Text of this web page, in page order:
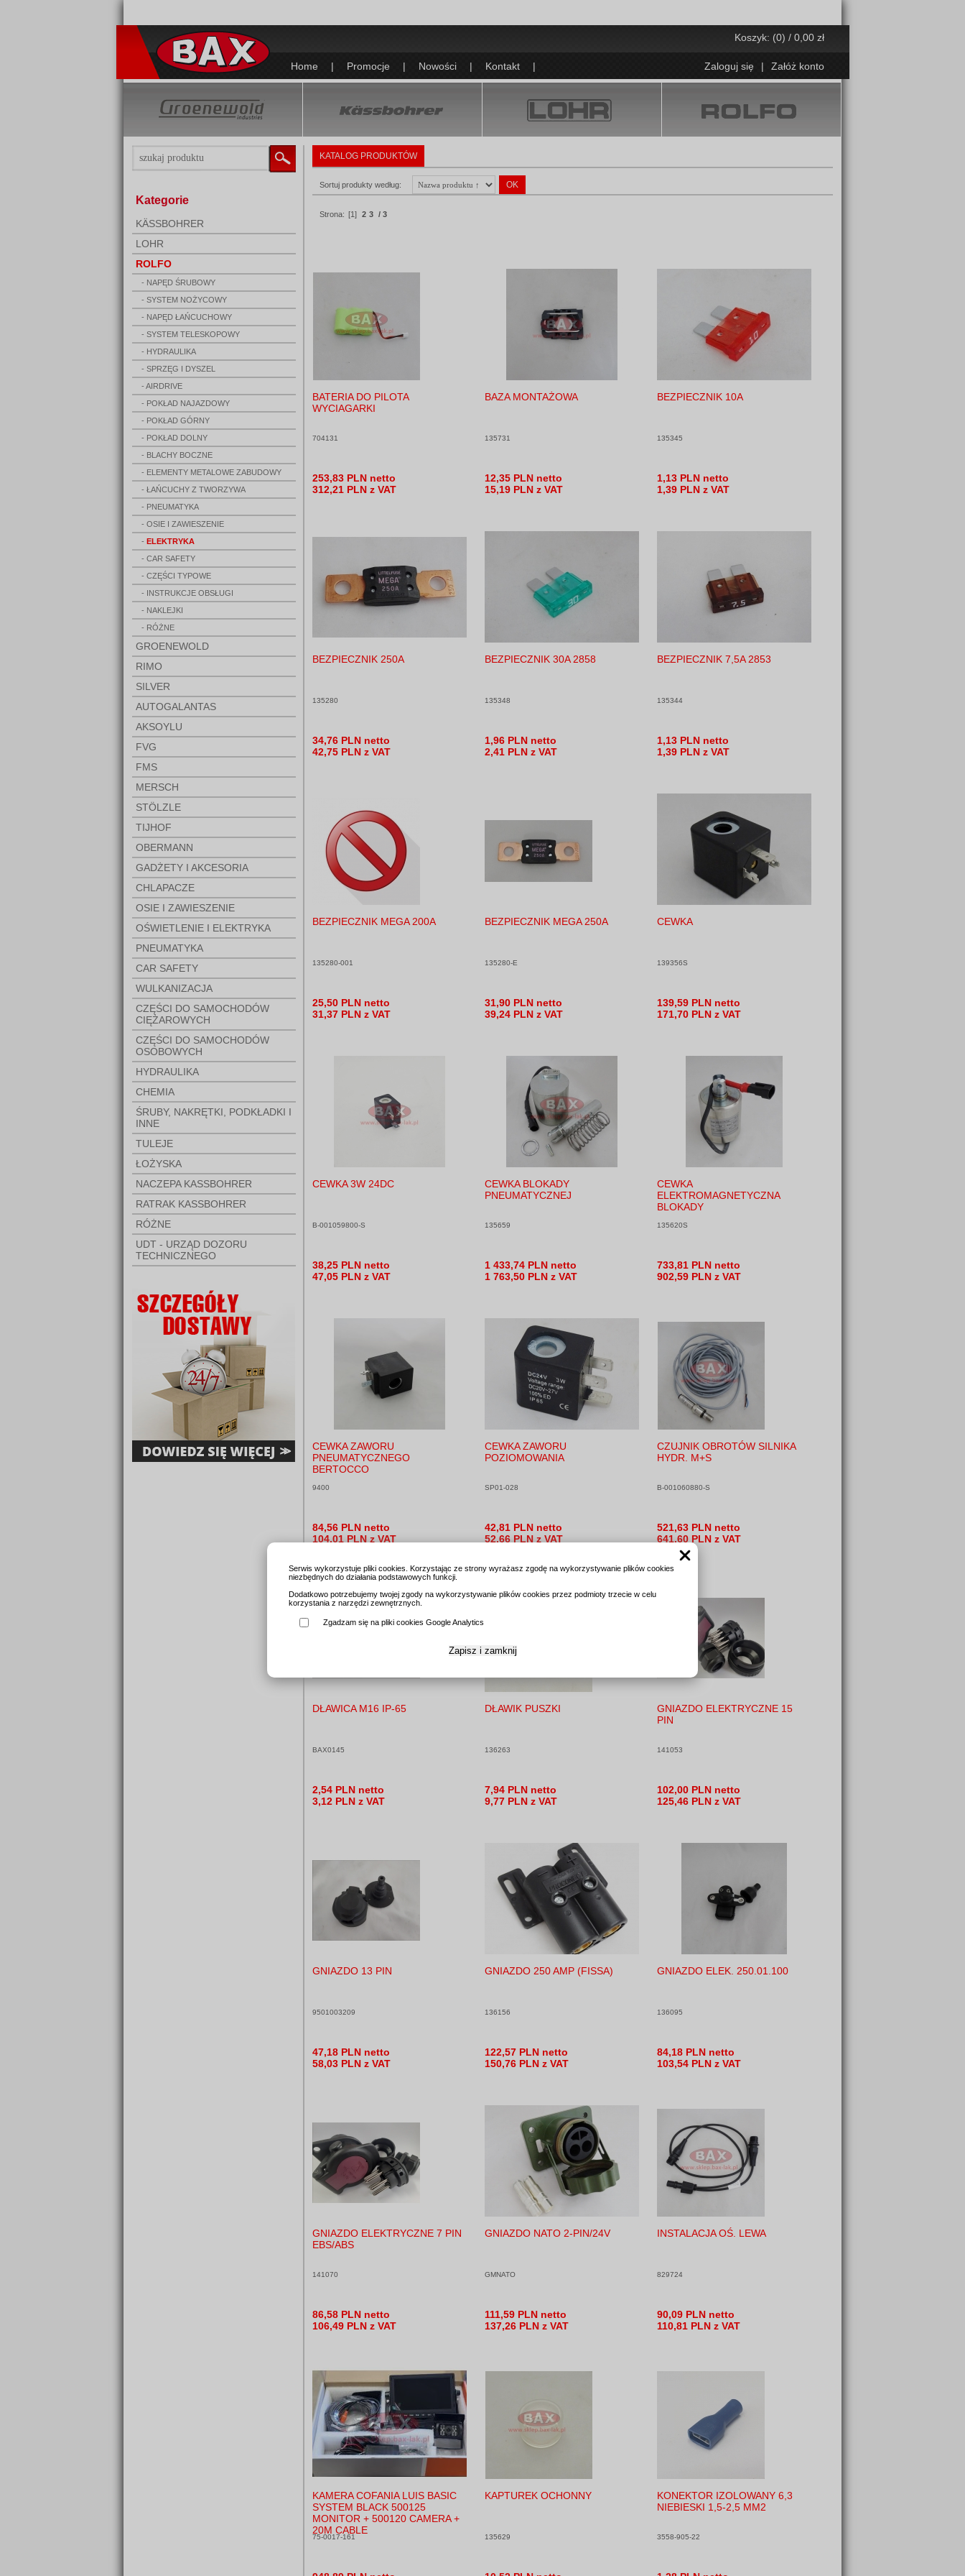
Serwis wykorzystuje pliki cookies. Korzystając ze strony wyrażasz zgodę na wykorzystywanie plików cookies
niezbędnych do działania podstawowych funkcji.
Dodatkowo potrzebujemy twojej zgody na wykorzystywanie plików cookies przez podmioty trzecie w celu
korzystania z narzędzi zewnętrznych.
Zgadzam się na pliki cookies Google Analytics
Zapisz i zamknij
Home | Promocje | Nowości | Kontakt | Zaloguj się | Załóż konto
Koszyk: (0) / 0,00 zł
Kategorie
KÄSSBOHRER
LOHR
ROLFO
- NAPĘD ŚRUBOWY
- SYSTEM NOŻYCOWY
- NAPĘD ŁAŃCUCHOWY
- SYSTEM TELESKOPOWY
- HYDRAULIKA
- SPRZĘG I DYSZEL
- AIRDRIVE
- POKŁAD NAJAZDOWY
- POKŁAD GÓRNY
- POKŁAD DOLNY
- BLACHY BOCZNE
- ELEMENTY METALOWE ZABUDOWY
- ŁAŃCUCHY Z TWORZYWA
- PNEUMATYKA
- OSIE I ZAWIESZENIE
- ELEKTRYKA
- CAR SAFETY
- CZĘŚCI TYPOWE
- INSTRUKCJE OBSŁUGI
- NAKLEJKI
- RÓŻNE
GROENEWOLD
RIMO
SILVER
AUTOGALANTAS
AKSOYLU
FVG
FMS
MERSCH
STÖLZLE
TIJHOF
OBERMANN
GADŻETY I AKCESORIA
CHLAPACZE
OSIE I ZAWIESZENIE
OŚWIETLENIE I ELEKTRYKA
PNEUMATYKA
CAR SAFETY
WULKANIZACJA
CZĘŚCI DO SAMOCHODÓW
CIĘŻAROWYCH
CZĘŚCI DO SAMOCHODÓW
OSOBOWYCH
HYDRAULIKA
CHEMIA
ŚRUBY, NAKRĘTKI, PODKŁADKI I
INNE
TULEJE
ŁOŻYSKA
NACZEPA KASSBOHRER
RATRAK KASSBOHRER
RÓŻNE
UDT - URZĄD DOZORU
TECHNICZNEGO
KATALOG PRODUKTÓW
Sortuj produkty według:
Strona: [1] 2 3 / 3
BATERIA DO PILOTA
WYCIAGARKI
704131
253,83 PLN netto
312,21 PLN z VAT
BAZA MONTAŻOWA
135731
12,35 PLN netto
15,19 PLN z VAT
BEZPIECZNIK 10A
135345
1,13 PLN netto
1,39 PLN z VAT
BEZPIECZNIK 250A
135280
34,76 PLN netto
42,75 PLN z VAT
BEZPIECZNIK 30A 2858
135348
1,96 PLN netto
2,41 PLN z VAT
BEZPIECZNIK 7,5A 2853
135344
1,13 PLN netto
1,39 PLN z VAT
BEZPIECZNIK MEGA 200A
135280-001
25,50 PLN netto
31,37 PLN z VAT
BEZPIECZNIK MEGA 250A
135280-E
31,90 PLN netto
39,24 PLN z VAT
CEWKA
139356S
139,59 PLN netto
171,70 PLN z VAT
CEWKA 3W 24DC
B-001059800-S
38,25 PLN netto
47,05 PLN z VAT
CEWKA BLOKADY
PNEUMATYCZNEJ
135659
1 433,74 PLN netto
1 763,50 PLN z VAT
CEWKA
ELEKTROMAGNETYCZNA
BLOKADY
135620S
733,81 PLN netto
902,59 PLN z VAT
CEWKA ZAWORU
PNEUMATYCZNEGO
BERTOCCO
9400
84,56 PLN netto
104,01 PLN z VAT
CEWKA ZAWORU
POZIOMOWANIA
SP01-028
42,81 PLN netto
52,66 PLN z VAT
CZUJNIK OBROTÓW SILNIKA
HYDR. M+S
B-001060880-S
521,63 PLN netto
641,60 PLN z VAT
DŁAWICA M16 IP-65
BAX0145
2,54 PLN netto
3,12 PLN z VAT
DŁAWIK PUSZKI
136263
7,94 PLN netto
9,77 PLN z VAT
GNIAZDO ELEKTRYCZNE 15
PIN
141053
102,00 PLN netto
125,46 PLN z VAT
GNIAZDO 13 PIN
9501003209
47,18 PLN netto
58,03 PLN z VAT
GNIAZDO 250 AMP (FISSA)
136156
122,57 PLN netto
150,76 PLN z VAT
GNIAZDO ELEK. 250.01.100
136095
84,18 PLN netto
103,54 PLN z VAT
GNIAZDO ELEKTRYCZNE 7 PIN
EBS/ABS
141070
86,58 PLN netto
106,49 PLN z VAT
GNIAZDO NATO 2-PIN/24V
GMNATO
111,59 PLN netto
137,26 PLN z VAT
INSTALACJA OŚ. LEWA
829724
90,09 PLN netto
110,81 PLN z VAT
KAMERA COFANIA LUIS BASIC
SYSTEM BLACK 500125
MONITOR + 500120 CAMERA +
20M CABLE
75-0017-161
KAPTUREK OCHONNY
135629
KONEKTOR IZOLOWANY 6,3
NIEBIESKI 1,5-2,5 MM2
3558-905-22